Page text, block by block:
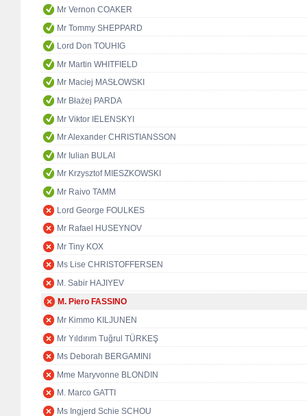
Mr Vernon COAKER
Mr Tommy SHEPPARD
Lord Don TOUHIG
Mr Martin WHITFIELD
Mr Maciej MASŁOWSKI
Mr Błażej PARDA
Mr Viktor IELENSKYI
Mr Alexander CHRISTIANSSON
Mr Iulian BULAI
Mr Krzysztof MIESZKOWSKI
Mr Raivo TAMM
Lord George FOULKES
Mr Rafael HUSEYNOV
Mr Tiny KOX
Ms Lise CHRISTOFFERSEN
M. Sabir HAJIYEV
M. Piero FASSINO
Mr Kimmo KILJUNEN
Mr Yıldırım Tuğrul TÜRKEŞ
Ms Deborah BERGAMINI
Mme Maryvonne BLONDIN
M. Marco GATTI
Ms Ingjerd Schie SCHOU